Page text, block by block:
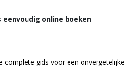
eenvoudig online boeken
complete gids voor een onvergetelijke